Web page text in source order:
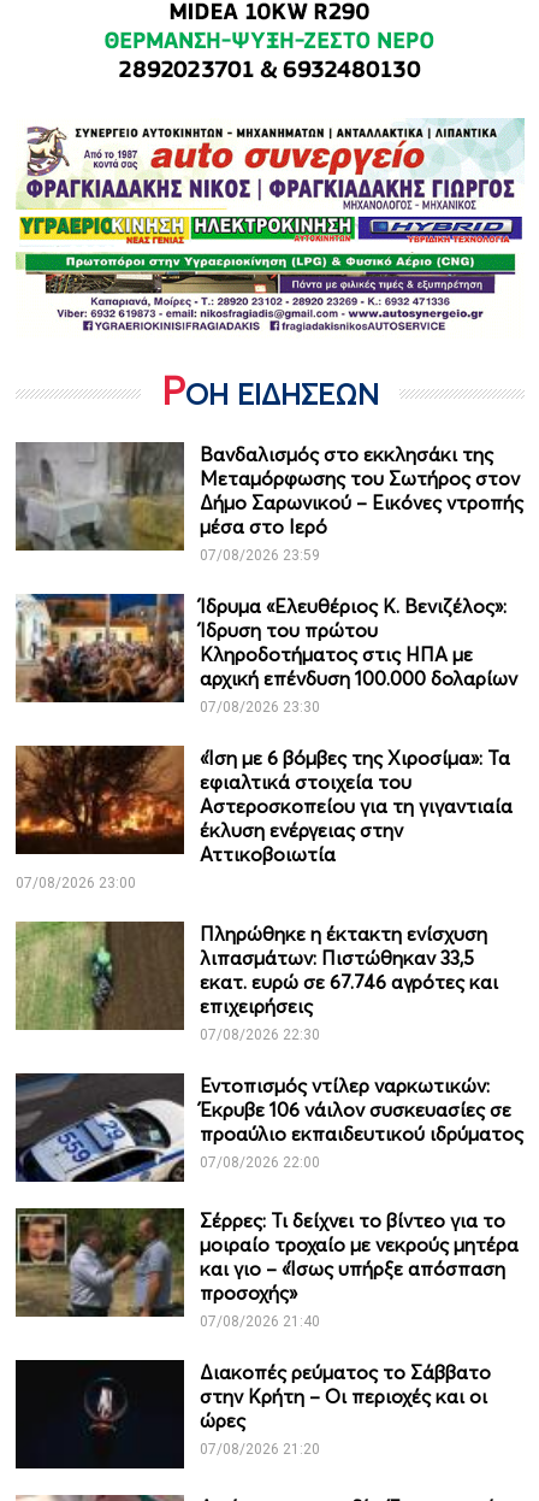
ΡΟΗ ΕΙΔΗΣΕΩΝ
Βανδαλισμός στο εκκλησάκι της
Μεταμόρφωσης του Σωτήρος στον
Δήμο Σαρωνικού – Εικόνες ντροπής
μέσα στο Ιερό
07/08/2026 23:59
Ίδρυμα «Ελευθέριος Κ. Βενιζέλος»:
Ίδρυση του πρώτου
Κληροδοτήματος στις ΗΠΑ με
αρχική επένδυση 100.000 δολαρίων
07/08/2026 23:30
«Ίση με 6 βόμβες της Χιροσίμα»: Τα
εφιαλτικά στοιχεία του
Αστεροσκοπείου για τη γιγαντιαία
έκλυση ενέργειας στην
Αττικοβοιωτία
07/08/2026 23:00
Πληρώθηκε η έκτακτη ενίσχυση
λιπασμάτων: Πιστώθηκαν 33,5
εκατ. ευρώ σε 67.746 αγρότες και
επιχειρήσεις
07/08/2026 22:30
Εντοπισμός ντίλερ ναρκωτικών:
Έκρυβε 106 νάιλον συσκευασίες σε
προαύλιο εκπαιδευτικού ιδρύματος
07/08/2026 22:00
Σέρρες: Τι δείχνει το βίντεο για το
μοιραίο τροχαίο με νεκρούς μητέρα
και γιο – «Ίσως υπήρξε απόσπαση
προσοχής»
07/08/2026 21:40
Διακοπές ρεύματος το Σάββατο
στην Κρήτη – Οι περιοχές και οι
ώρες
07/08/2026 21:20